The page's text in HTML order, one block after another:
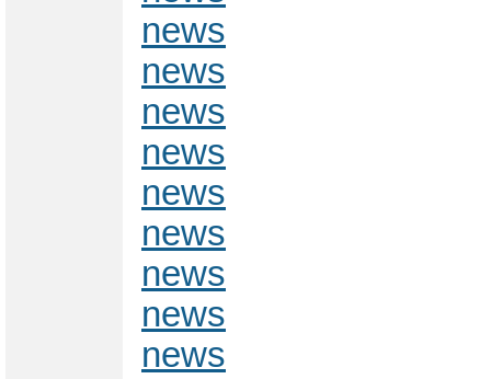
news
news
news
news
news
news
news
news
news